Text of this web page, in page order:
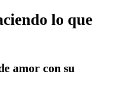
lo que
amor con su